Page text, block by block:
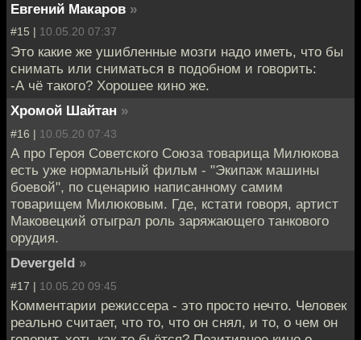
Евгений Макаров »
#15 | 10.05.20 07:37
Это какие же ушибленные мозги надо иметь, что бы
снимать или сниматься в подобном и говорить:
-А чё такого? Хорошее кино же.
Хромой Шайтан »
#16 | 10.05.20 07:43
А про Героя Советского Союза товарища Милюкова
есть уже нормальный фильм - "Экипаж машины
боевой", по сценарию написанному самим
товарищем Милюковым. Где, кстати говоря, артист
Маковецкий отыграл роль заряжающего танкового
орудия.
Devergeld »
#17 | 10.05.20 09:45
Комментарии режиссера - это просто нечто. Человек
реально считает, что то, что он снял, и то, о чем он